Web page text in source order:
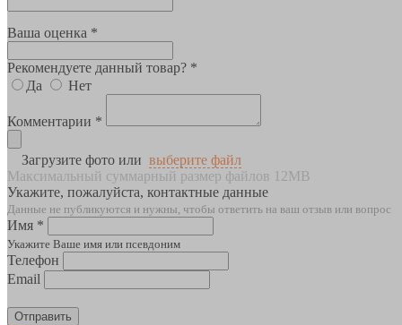
Ваша оценка *
Рекомендуете данный товар? *
Да
Нет
Комментарии *
Загрузите фото или выберите файл
Максимальный суммарный размер файлов 12MB
Укажите, пожалуйста, контактные данные
Данные не публикуются и нужны, чтобы ответить на ваш отзыв или вопрос
Имя *
Укажите Ваше имя или псевдоним
Телефон
Email
Отправить